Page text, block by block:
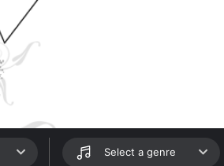
Select a genre